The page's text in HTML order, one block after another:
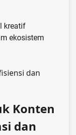
kreatif
ekosistem
dan
Konten
dan